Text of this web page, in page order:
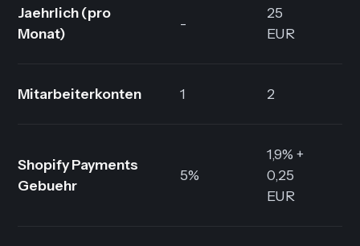
Jaehrlich (pro
Monat)
-
25
EUR
Mitarbeiterkonten 1 2
Shopify Payments
Gebuehr
5%
1,9% +
0,25
EUR